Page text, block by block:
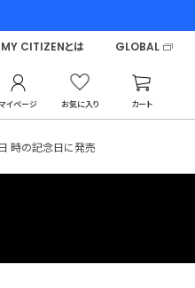
イページ お気に入り カート
MY CITIZENとは GLOBAL
時の記念日に発売